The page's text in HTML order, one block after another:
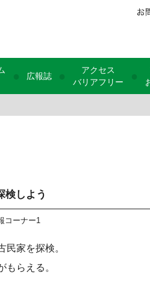
広報誌
アクセス
バリアフリー
検しよう
コーナー1
民家を探検。
もらえる。